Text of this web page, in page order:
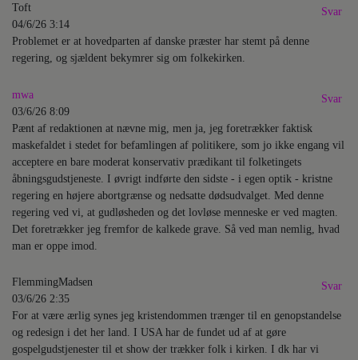
Toft
04/6/26 3:14
Problemet er at hovedparten af danske præster har stemt på denne
regering, og sjældent bekymrer sig om folkekirken.
Svar
mwa
03/6/26 8:09
Pænt af redaktionen at nævne mig, men ja, jeg foretrækker faktisk
maskefaldet i stedet for befamlingen af politikere, som jo ikke engang vil
acceptere en bare moderat konservativ prædikant til folketingets
åbningsgudstjeneste. I øvrigt indførte den sidste - i egen optik - kristne
regering en højere abortgrænse og nedsatte dødsudvalget. Med denne
regering ved vi, at gudløsheden og det lovløse menneske er ved magten.
Det foretrækker jeg fremfor de kalkede grave. Så ved man nemlig, hvad
man er oppe imod.
Svar
FlemmingMadsen
03/6/26 2:35
For at være ærlig synes jeg kristendommen trænger til en genopstandelse
og redesign i det her land. I USA har de fundet ud af at gøre
gospelgudstjenester til et show der trækker folk i kirken. I dk har vi
Svar